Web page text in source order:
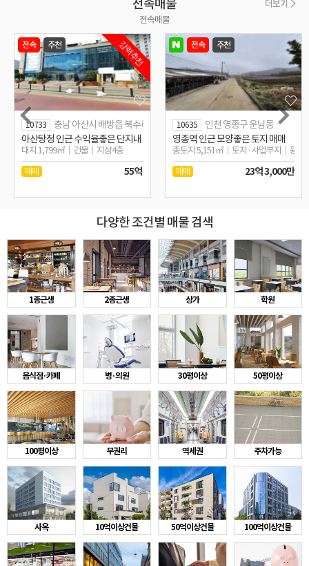
전속매물
더보기
전속매물
페,주택
2,1F
강력추천
전속 추천
10733
충남 아산시 배방읍 북수리
아산탕정 인근 수익율좋은 단지내 및 학교인근 근생상가
대지 1,799㎡ 건물 지상4층
매매 55억
전속 추천
10635
인천 영종구 운남동
영종역 인근 모양좋은 토지 매매
총토지 5,151㎡ 토지·사업부지 용도
매매 23억 3,000만
다양한 조건별 매물 검색
1종근생 2종근생 상가 학원
음식점·카페 병·의원 30평이상 50평이상
100평이상 무권리 역세권 주차가능
사옥 10억이상건물 50억이상건물 100억이상건물